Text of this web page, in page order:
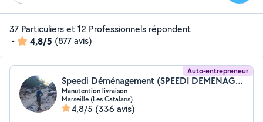
37 Particuliers et 12 Professionnels répondent
-
4,8/5 (877 avis)
Auto-entrepreneur
Speedi Déménagement (SPEEDI DEMENAGEMENT)
Manutention livraison
Marseille (Les Catalans)
4,8/5 (336 avis)